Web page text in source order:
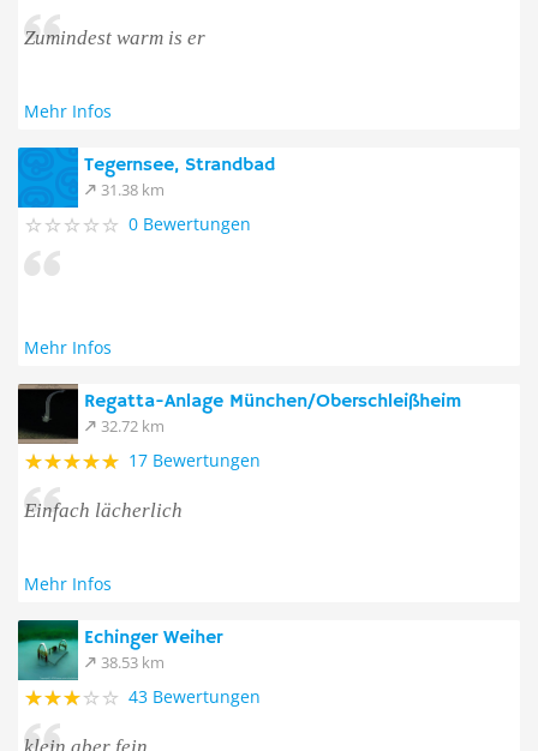
Zumindest warm is er
Mehr Infos
Tegernsee, Strandbad
31.38 km
0 Bewertungen
Mehr Infos
Regatta-Anlage München/Oberschleißheim
32.72 km
17 Bewertungen
Einfach lächerlich
Mehr Infos
Echinger Weiher
38.53 km
43 Bewertungen